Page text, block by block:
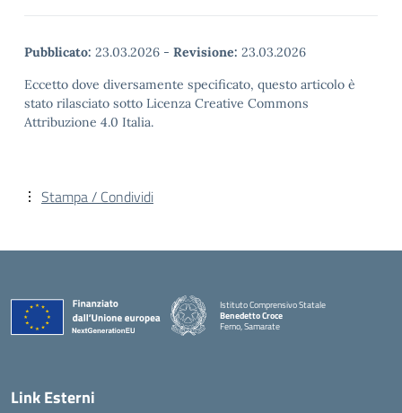
Pubblicato: 23.03.2026 - Revisione: 23.03.2026
Eccetto dove diversamente specificato, questo articolo è
stato rilasciato sotto Licenza Creative Commons
Attribuzione 4.0 Italia.
Stampa / Condividi
Istituto Comprensivo Statale
Benedetto Croce
Ferno, Samarate
Link Esterni